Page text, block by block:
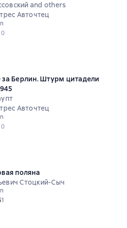
and others
Авточтец
рейтинг 0 на основе 0 оценок
0
Берлин. Штурм цитадели
Авточтец
рейтинг 0 на основе 0 оценок
0
поляна
Стоцкий-Сыч
рейтинг 5 на основе 1 оценок
1